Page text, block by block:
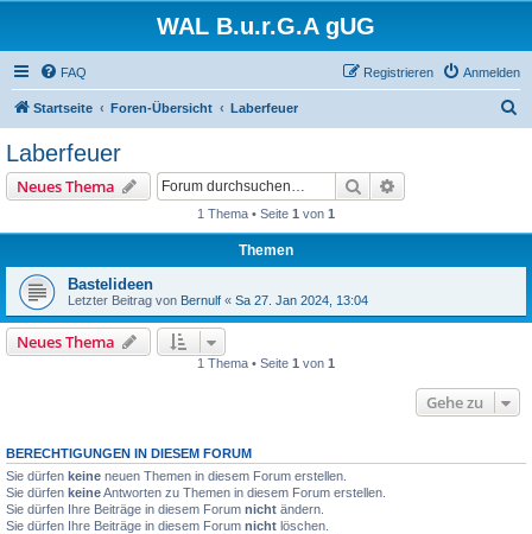
WAL B.u.r.G.A gUG
FAQ Anmelden
Registrieren
Startseite Foren-Übersicht Laberfeuer
Laberfeuer
Neues Thema Suche
1 Thema • Seite 1 von 1
Themen
Bastelideen
Letzter Beitrag von Bernulf « Sa 27. Jan 2024, 13:04
Neues Thema
1 Thema • Seite 1 von 1
Gehe zu
BERECHTIGUNGEN IN DIESEM FORUM
Sie dürfen keine neuen Themen in diesem Forum erstellen.
Sie dürfen keineAntworten zu Themen in diesem Forum erstellen.
Sie dürfen Ihre Beiträge in diesem Forum nicht ändern.
Sie dürfen Ihre Beiträge in diesem Forum nicht löschen.